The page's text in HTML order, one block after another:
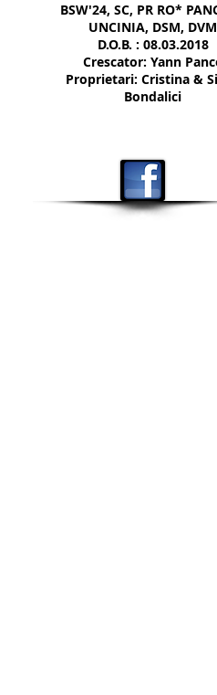
BSW'24, SC, PR RO*
UNCINIA, DSM, DVM
D.O.B. : 08.03.2018
Crescator: Yann
Proprietari: Cristina &
Bondalici